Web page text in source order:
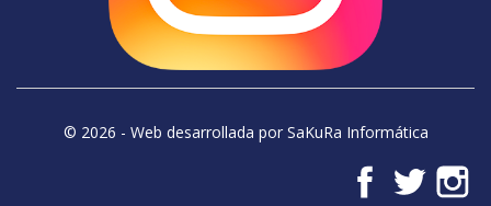
© 2026 - Web desarrollada por SaKuRa Informática